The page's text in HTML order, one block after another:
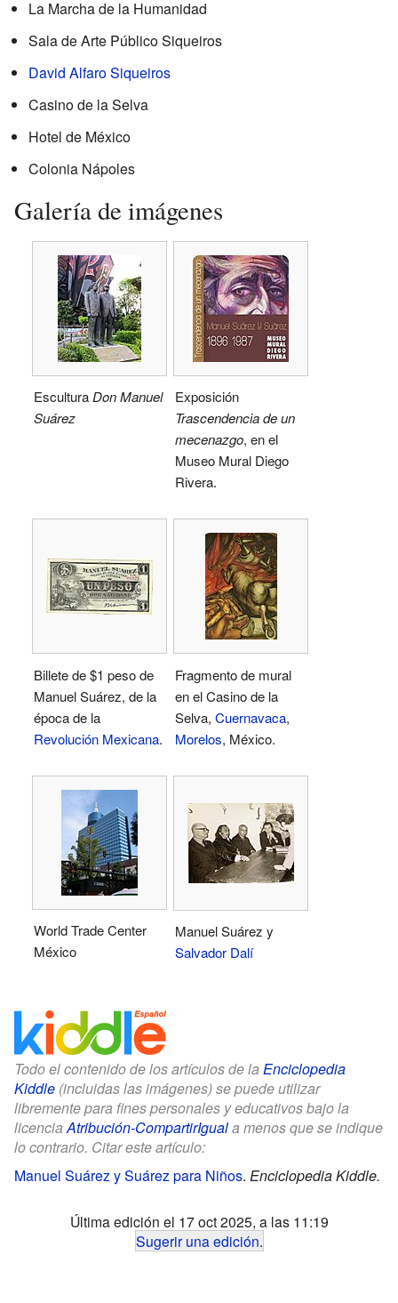
La Marcha de la Humanidad
Sala de Arte Público Siqueiros
David Alfaro Siqueiros
Casino de la Selva
Hotel de México
Colonia Nápoles
Galería de imágenes
Escultura Don Manuel
Suárez
Exposición
Trascendencia de un
mecenazgo, en el
Museo Mural Diego
Rivera.
Billete de $1 peso de
Manuel Suárez, de la
época de la
Revolución Mexicana.
Fragmento de mural
en el Casino de la
Selva, Cuernavaca,
Morelos, México.
World Trade Center
México
Manuel Suárez y
Salvador Dalí
Todo el contenido de los artículos de la Enciclopedia
Kiddle (incluidas las imágenes) se puede utilizar
libremente para fines personales y educativos bajo la
licenciaAtribución-CompartirIguala menos que se indique
lo contrario. Citar este artículo:
Manuel Suárez y Suárez para Niños. Enciclopedia Kiddle.
Última edición el 17 oct 2025, a las 11:19
Sugerir una edición.